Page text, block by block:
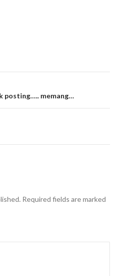
posting….. memang…
Required fields are marked